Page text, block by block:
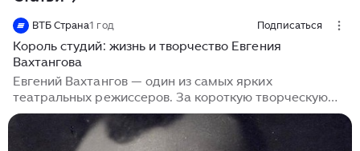
театра в России в XX веке.
ВТБ Страна1 год Подписаться
Король студий: жизнь и творчество Евгения
Вахтангова
Евгений Вахтангов — один из самых ярких
театральных режиссеров. За короткую творческую
жизнь он успел больше, чем многие успевают за
десятилетия. Его работа по созданию нового театра,
где реализм сочетается с гротескным накалом